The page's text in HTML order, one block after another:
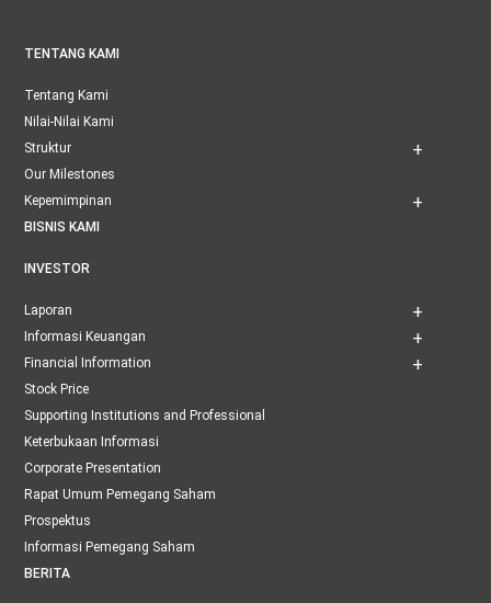
TENTANG KAMI
Tentang Kami
Nilai-Nilai Kami
Struktur
Our Milestones
Kepemimpinan
BISNIS KAMI
INVESTOR
Laporan
Informasi Keuangan
Financial Information
Stock Price
Supporting Institutions and Professional
Keterbukaan Informasi
Corporate Presentation
Rapat Umum Pemegang Saham
Prospektus
Informasi Pemegang Saham
BERITA